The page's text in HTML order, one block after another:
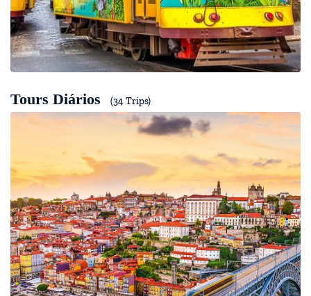
Tours Diários (34 Trips)